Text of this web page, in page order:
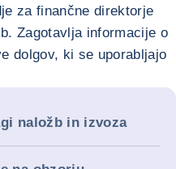
za finančne direktorje
Zagotavlja informacije o
dolgov, ki se uporabljajo
naložb in izvoza